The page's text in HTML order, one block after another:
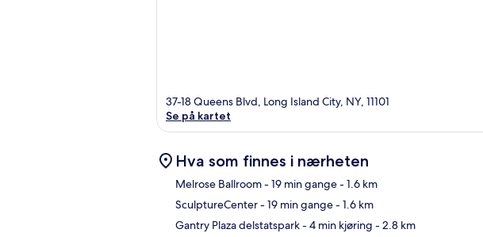
37-18 Queens Blvd, Long Island City, NY, 11101
Se på kartet
Hva som finnes i nærheten
Melrose Ballroom- 19 min gange- 1.6 km
SculptureCenter- 19 min gange- 1.6 km
Gantry Plaza delstatspark- 4 min kjøring - 2.8 km